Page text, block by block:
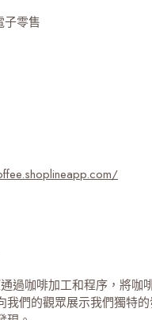
子零售
過咖啡加工和程序，將咖
我們的觀眾展示我們獨特